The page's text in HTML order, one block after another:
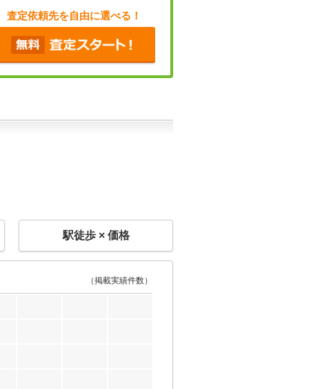
査定依頼先を自由に選べる！
駅徒歩 × 価格
（掲載実績件数）